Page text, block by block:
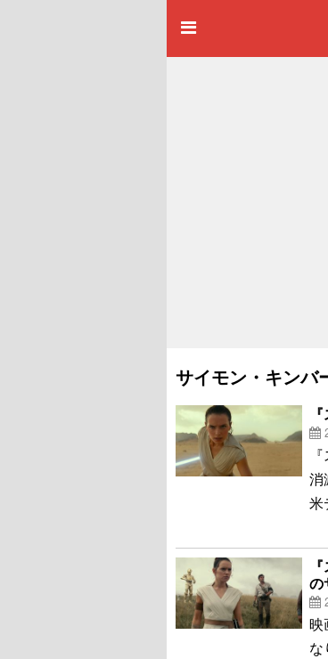
サイモン・キンバ
消
米
の
映
な